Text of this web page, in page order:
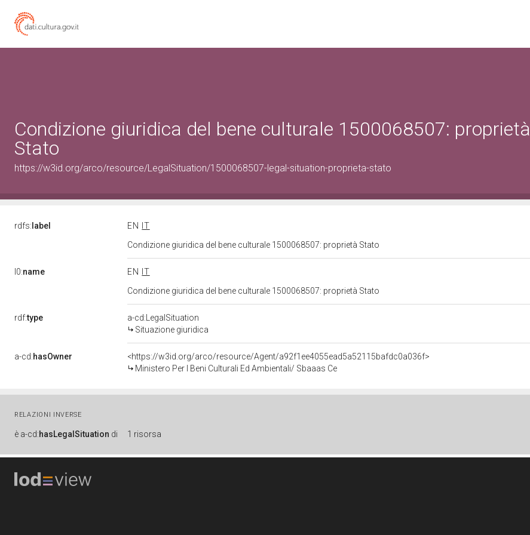
Condizione giuridica del bene culturale 1500068507: proprietà
Stato
https://w3id.org/arco/resource/LegalSituation/1500068507-legal-situation-proprieta-stato
rdfs: label EN
IT
Condizione giuridica del bene culturale 1500068507: proprietà Stato
l0:name EN
IT
Condizione giuridica del bene culturale 1500068507: proprietà Stato
rdf:type
a-cd:LegalSituation
Situazione giuridica
a-cd:hasOwner
<https://w3id.org/arco/resource/Agent/a92f1ee4055ead5a52115bafdc0a036f>
Ministero Per I Beni Culturali Ed Ambientali/ Sbaaas Ce
RELAZIONI INVERSE
è a-cd:hasLegalSituation di 1 risorsa